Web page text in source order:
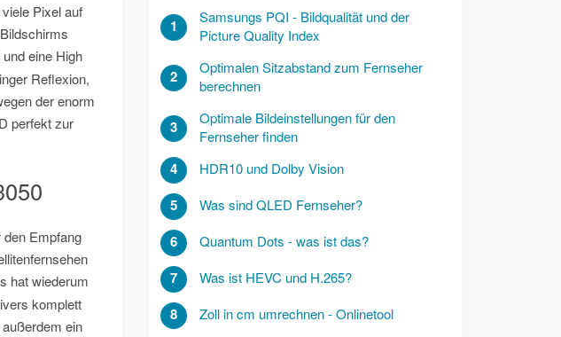
Pixel auf
eine High
Reflexion,
der enorm
perfekt zur
Empfang
hat wiederum
komplett
ein
1
Samsungs PQI - Bildqualität und der
Picture Quality Index
2
Optimalen Sitzabstand zum Fernseher
berechnen
3
Optimale Bildeinstellungen für den
Fernseher finden
4 HDR10 und Dolby Vision
5 Was sind QLED Fernseher?
6 Quantum Dots - was ist das?
7 Was ist HEVC und H.265?
8 Zoll in cm umrechnen - Onlinetool